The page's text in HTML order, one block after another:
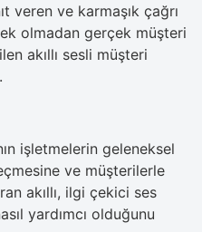
veren ve karmaşık çağrı
olmadan gerçek müşteri
akıllı sesli müşteri
işletmelerin geleneksel
ve müşterilerle
akıllı, ilgi çekici ses
yardımcı olduğunu